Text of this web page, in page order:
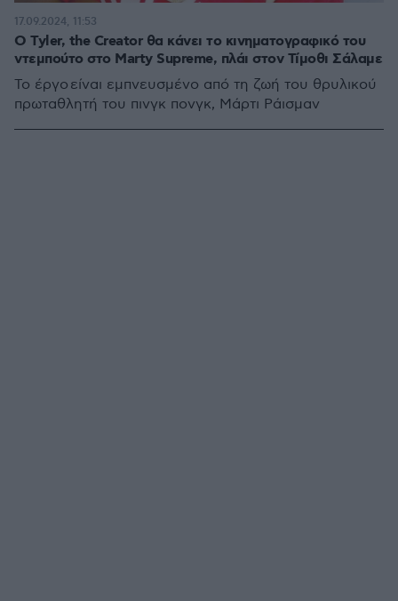
Ο Tyler, the Creator θα κάνει το κινηματογραφικό του
ντεμπούτο στο Marty Supreme, πλάι στον Τίμοθι Σάλαμε
Το έργο είναι εμπνευσμένο από τη ζωή του θρυλικού
πρωταθλητή του πινγκ πονγκ, Μάρτι Ράισμαν
17.09.2024, 11:53